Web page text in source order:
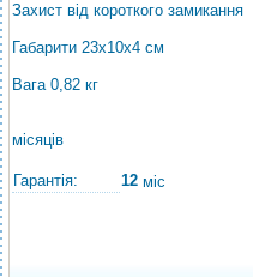
Захист від короткого замикання
Габарити 23х10х4 см
Вага 0,82 кг
місяців
Гарантія: 12 міс